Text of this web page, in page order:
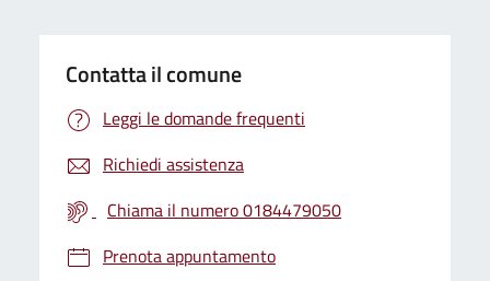
Contatta il comune
Leggi le domande frequenti
Richiedi assistenza
Chiama il numero 0184479050
Prenota appuntamento